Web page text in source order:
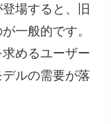
場すると、旧
一般的です。
めるユーザー
ルの需要が落